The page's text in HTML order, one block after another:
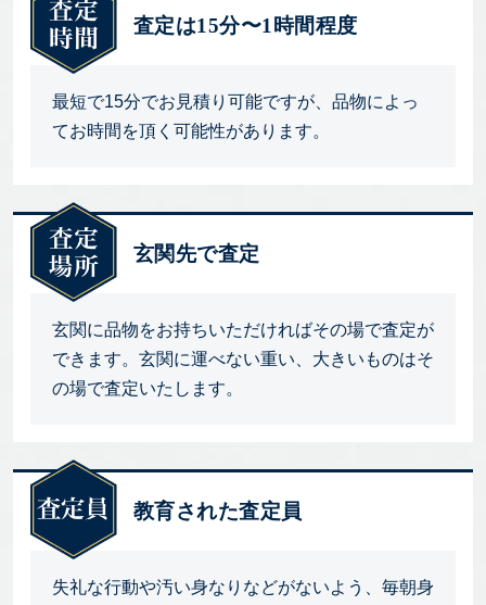
査定は15分〜1時間程度
最短で15分でお見積り可能ですが、品物によっ
てお時間を頂く可能性があります。
玄関先で査定
玄関に品物をお持ちいただければその場で査定が
できます。玄関に運べない重い、大きいものはそ
の場で査定いたします。
教育された査定員
失礼な行動や汚い身なりなどがないよう、毎朝身